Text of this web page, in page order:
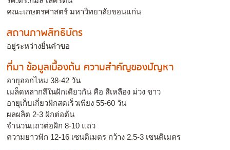
คณะเกษตรศาสตร์ มหาวิทยาลัยขอนแก่น
สถานภาพสิทธิบัตร
อยู่ระหว่างยื่นคำขอ
ที่มา ข้อมูลเบื้องต้น ความสำคัญของปัญหา
อายุออกไหม 38-42 วัน
เมล็ดหลากสีในฝักเดียวกัน คือ สีเหลือง ม่วง ขาว
อายุเก็บเกี่ยวฝักสดเร็วเพียง 55-60 วัน
ผลผลิต 2-3 ฝักต่อต้น
จำนวนแถวต่อฝัก 8-10 แถว
ความยาวฟัก 12-16 เซนติเมตร กว้าง 2.5-3 เซนติเมตร